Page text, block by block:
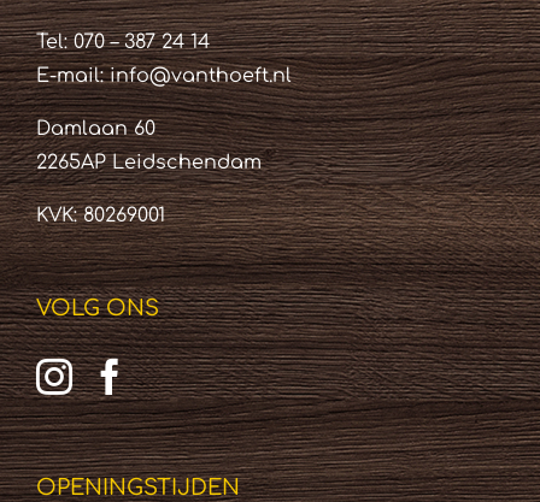
Tel: 070 – 387 24 14
E-mail:info@vanthoeft.nl
Damlaan 60
2265AP Leidschendam
KVK: 80269001
VOLG ONS
OPENINGSTIJDEN